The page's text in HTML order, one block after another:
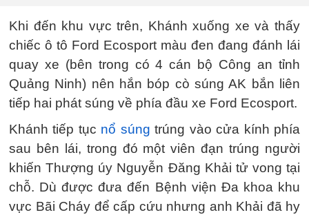
Khi đến khu vực trên, Khánh xuống xe và thấy
chiếc ô tô Ford Ecosport màu đen đang đánh lái
quay xe (bên trong có 4 cán bộ Công an tỉnh
Quảng Ninh) nên hắn bóp cò súng AK bắn liên
tiếp hai phát súng về phía đầu xe Ford Ecosport.
Khánh tiếp tục nổ súng trúng vào cửa kính phía
sau bên lái, trong đó một viên đạn trúng người
khiến Thượng úy Nguyễn Đăng Khải tử vong tại
chỗ. Dù được đưa đến Bệnh viện Đa khoa khu
vực Bãi Cháy để cấp cứu nhưng anh Khải đã hy